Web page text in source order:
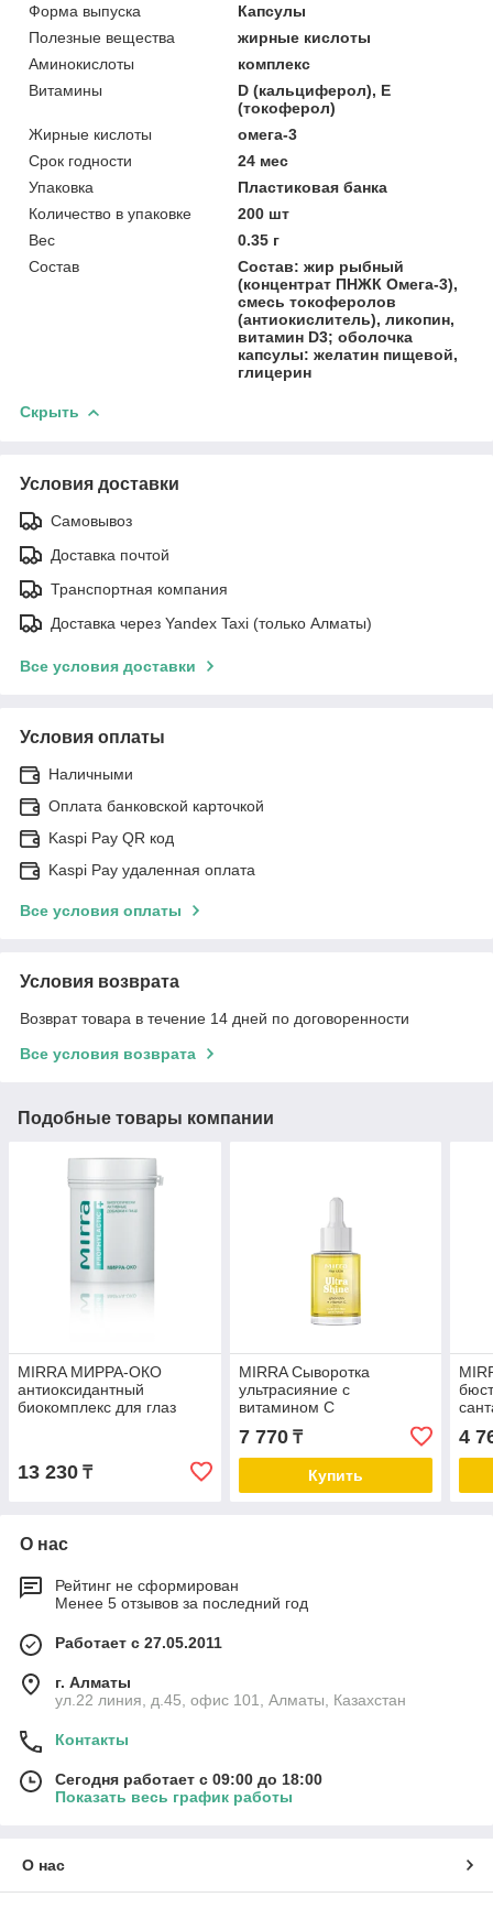
Форма выпуска
Капсулы
Полезные вещества
жирные кислоты
Аминокислоты
комплекс
Витамины
D (кальциферол), Е
(токоферол)
Жирные кислоты
омега-3
Срок годности
24 мес
Упаковка
Пластиковая банка
Количество в упаковке
200 шт
Вес
0.35 г
Состав
Состав: жир рыбный
(концентрат ПНЖК Омега-3),
смесь токоферолов
(антиокислитель), ликопин,
витамин D3; оболочка
капсулы: желатин пищевой,
глицерин
Скрыть
Условия доставки
Самовывоз
Доставка почтой
Транспортная компания
Доставка через Yandex Taxi (только Алматы)
Все условия доставки
Условия оплаты
Наличными
Оплата банковской карточкой
Kaspi Pay QR код
Kaspi Pay удаленная оплата
Все условия оплаты
Условия возврата
Возврат товара в течение 14 дней по договоренности
Все условия возврата
Подобные товары компании
MIRRA МИРРА-ОКО
антиоксидантный
биокомплекс для глаз
13 230 ₸
MIRRA Сыворотка
ультрасияние с
витамином C
7 770₸
Купить
4
О нас
Рейтинг не сформирован
Менее 5 отзывов за последний год
Работает с 27.05.2011
г. Алматы
ул.22 линия, д.45, офис 101, Алматы, Казахстан
Контакты
Сегодня работает с 09:00 до 18:00
Показать весь график работы
О нас